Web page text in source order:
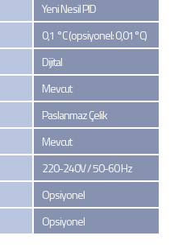
Yeni Nesil PID
0,1 °C (opsiyonel: 0,01°C)
Dijital
Mevcut
Paslanmaz Çelik
Mevcut
220-240V / 50-60 Hz
Opsiyonel
Opsiyonel